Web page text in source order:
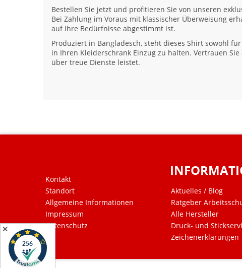
Bestellen Sie jetzt und profitieren Sie von unseren
Bei Zahlung im Voraus mit klassischer Überweisung
auf Ihre Bedürfnisse abgestimmt ist.
Produziert in Bangladesch, steht dieses Shirt sowohl
in Ihren Kleiderschrank Einzug zu halten. Vertrauen
über treue Dienste leistet.
Kontakt
Standort
Allgemeine Informationen
Impressum
Datenschutz
Aktuelles / Blog
Ratgeber
Alle Hersteller
Druck- und
Zeichenerklärungen
✕